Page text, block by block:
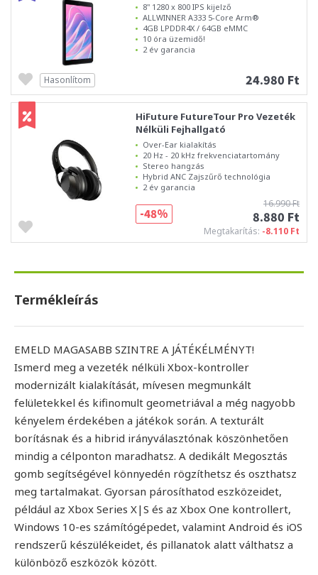
8" 1280 x 800 IPS kijelző
ALLWINNER A333 5-Core Arm®
4GB LPDDR4X / 64GB eMMC
10 óra üzemidő!
2 év garancia
24.980 Ft
Hasonlítom
HiFuture FutureTour Pro Vezeték
Nélküli Fejhallgató
Over-Ear kialakítás
20 Hz - 20 kHz frekvenciatartomány
Stereo hangzás
Hybrid ANC Zajszűrő technológia
2 év garancia
16.990 Ft
8.880 Ft
Megtakarítás: -8.110 Ft
-48%
Termékleírás
EMELD MAGASABB SZINTRE A JÁTÉKÉLMÉNYT!
Ismerd meg a vezeték nélküli Xbox-kontroller
modernizált kialakítását, mívesen megmunkált
felületekkel és kifinomult geometriával a még nagyobb
kényelem érdekében a játékok során. A texturált
borításnak és a hibrid irányválasztónak köszönhetően
mindig a célponton maradhatsz. A dedikált Megosztás
gomb segítségével könnyedén rögzíthetsz és oszthatsz
meg tartalmakat. Gyorsan párosíthatod eszközeidet,
például az Xbox Series X|S és az Xbox One kontrollert,
Windows 10-es számítógépedet, valamint Android és iOS
rendszerű készülékeidet, és pillanatok alatt válthatsz a
különböző eszközök között.